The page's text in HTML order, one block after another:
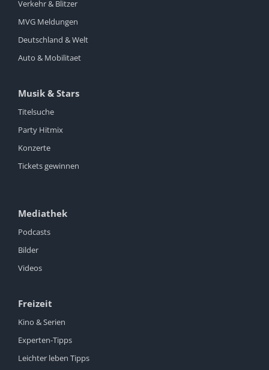
Verkehr & Blitzer
MVG Meldungen
Deutschland & Welt
Auto & Mobilitaet
Musik & Stars
Titelsuche
Party Hitmix
Konzerte
Tickets gewinnen
Mediathek
Podcasts
Bilder
Videos
Freizeit
Kino & Serien
Experten-Tipps
Leichter leben Tipps